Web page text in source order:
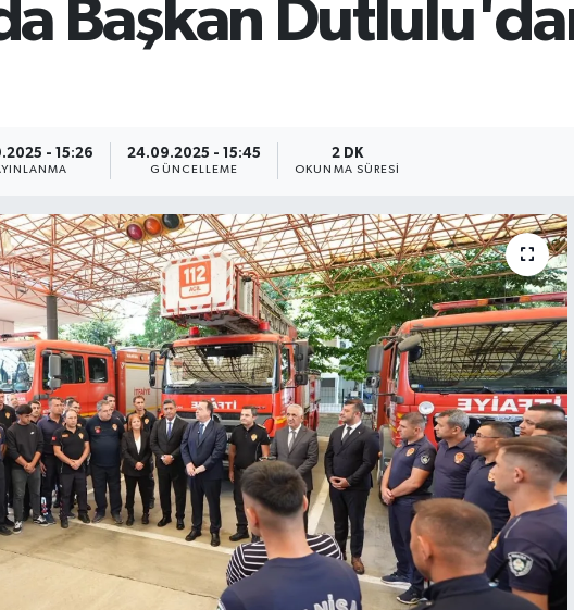
Başkan
- 15:26 24.09.2025 - 15:45
GÜNCELLEME
2 DK
OKUNMA SÜRESI